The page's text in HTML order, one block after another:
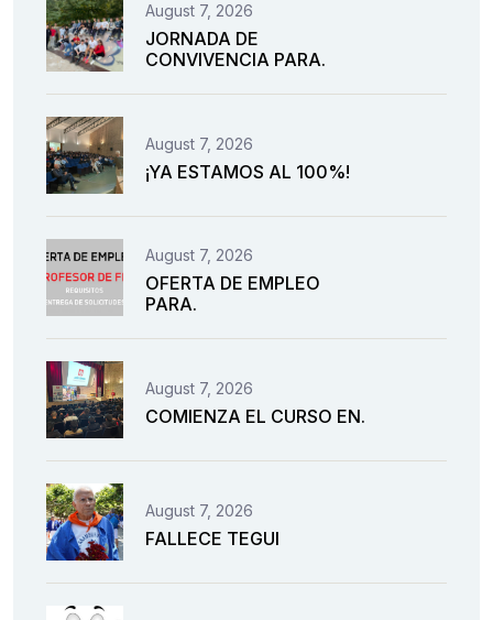
August 7, 2026
JORNADA DE
CONVIVENCIA PARA.
August 7, 2026
¡YA ESTAMOS AL 100%!
August 7, 2026
OFERTA DE EMPLEO
PARA.
August 7, 2026
COMIENZA EL CURSO EN.
August 7, 2026
FALLECE TEGUI